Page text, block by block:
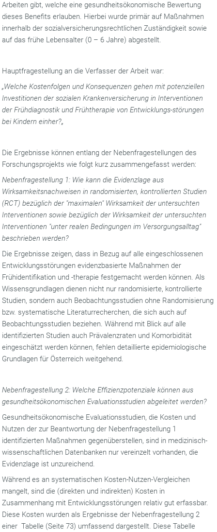
Arbeiten gibt, welche eine gesundheitsökonomische Bewertung
dieses Benefits erlauben. Hierbei wurde primär auf Maßnahmen
innerhalb der sozialversicherungsrechtlichen Zuständigkeit sowie
auf das frühe Lebensalter (0 – 6 Jahre) abgestellt.
Hauptfragestellung an die Verfasser der Arbeit war:
„Welche Kostenfolgen und Konsequenzen gehen mit potenziellen
Investitionen der sozialen Krankenversicherung in Interventionen
der Frühdiagnostik und Frühtherapie von Entwicklungs-störungen
bei Kindern einher?„
Die Ergebnisse können entlang der Nebenfragestellungen des
Forschungsprojekts wie folgt kurz zusammengefasst werden:
Nebenfragestellung 1: Wie kann die Evidenzlage aus
Wirksamkeitsnachweisen in randomisierten, kontrollierten Studien
(RCT) bezüglich der "maximalen" Wirksamkeit der untersuchten
Interventionen sowie bezüglich der Wirksamkeit der untersuchten
Interventionen "unter realen Bedingungen im Versorgungsalltag"
beschrieben werden?
Die Ergebnisse zeigen, dass in Bezug auf alle eingeschlossenen
Entwicklungsstörungen evidenzbasierte Maßnahmen der
Frühidentifikation und -therapie festgemacht werden können. Als
Wissensgrundlagen dienen nicht nur randomisierte, kontrollierte
Studien, sondern auch Beobachtungsstudien ohne Randomisierung
bzw. systematische Literaturrecherchen, die sich auch auf
Beobachtungsstudien beziehen. Während mit Blick auf alle
identifizierten Studien auch Prävalenzraten und Komorbidität
eingeschätzt werden können, fehlen detaillierte epidemiologische
Grundlagen für Österreich weitgehend.
Nebenfragestellung 2: Welche Effizienzpotenziale können aus
gesundheitsökonomischen Evaluationsstudien abgeleitet werden?
Gesundheitsökonomische Evaluationsstudien, die Kosten und
Nutzen der zur Beantwortung der Nebenfragestellung 1
identifizierten Maßnahmen gegenüberstellen, sind in medizinisch-
wissenschaftlichen Datenbanken nur vereinzelt vorhanden, die
Evidenzlage ist unzureichend.
Während es an systematischen Kosten-Nutzen-Vergleichen
mangelt, sind die (direkten und indirekten) Kosten in
Zusammenhang mit Entwicklungsstörungen relativ gut erfassbar.
Diese Kosten wurden als Ergebnisse der Nebenfragestellung 2
einer Tabelle (Seite 73) umfassend dargestellt. Diese Tabelle